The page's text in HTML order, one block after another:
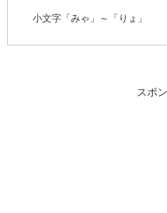
小文字「みゃ」～「りょ」
スポ